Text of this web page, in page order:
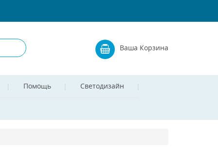
Ваша Корзина
Помощь Светодизайн